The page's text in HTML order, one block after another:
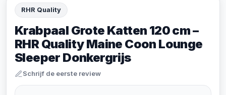
RHR Quality
Krabpaal Grote Katten 120 cm –
RHR Quality Maine Coon Lounge
Sleeper Donkergrijs
Schrijf de eerste review